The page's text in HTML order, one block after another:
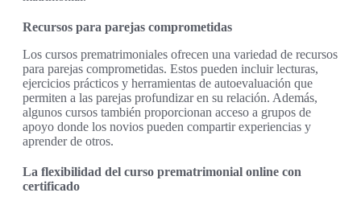
Recursos para parejas comprometidas
Los cursos prematrimoniales ofrecen una variedad de recursos
para parejas comprometidas. Estos pueden incluir lecturas,
ejercicios prácticos y herramientas de autoevaluación que
permiten a las parejas profundizar en su relación. Además,
algunos cursos también proporcionan acceso a grupos de
apoyo donde los novios pueden compartir experiencias y
aprender de otros.
La flexibilidad del curso prematrimonial online con
certificado